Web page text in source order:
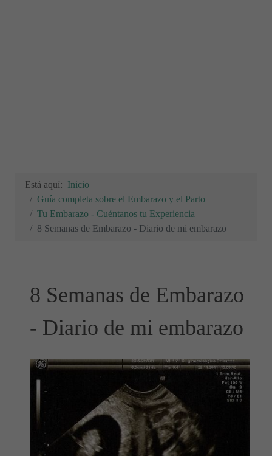
Está aquí: Inicio
Guía completa sobre el Embarazo y el Parto
Tu Embarazo - Cuéntanos tu Experiencia
8 Semanas de Embarazo - Diario de mi embarazo
8 Semanas de Embarazo
- Diario de mi embarazo